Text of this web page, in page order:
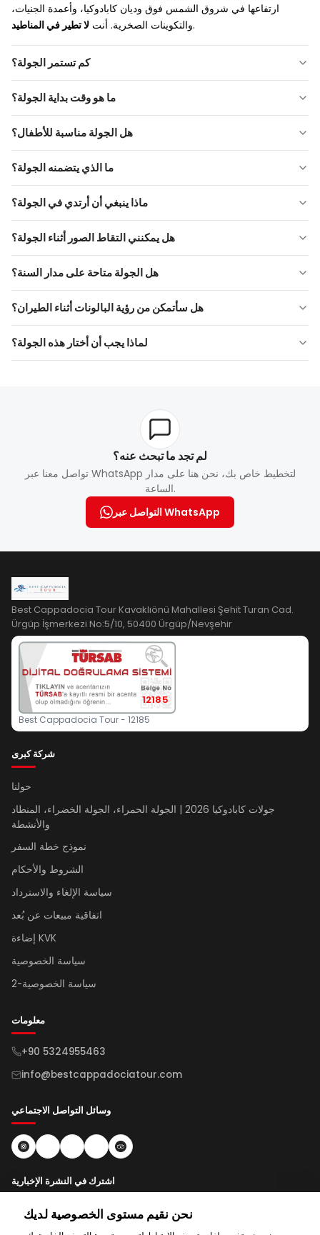
ارتفاعها في شروق الشمس فوق وديان كابادوكيا، وأعمدة الجنيات،
والتكوينات الصخرية. أنت لا تطير في المناطيد .
كم تستمر الجولة؟
ما هو وقت بداية الجولة؟
هل الجولة مناسبة للأطفال؟
ما الذي يتضمنه الجولة؟
ماذا ينبغي أن أرتدي في الجولة؟
يوصى بارتداء ملابس مريحة وطبقات نظرًا لدرجات الحرارة في الصباح
هل يمكنني التقاط الصور أثناء الجولة؟
هل الجولة متاحة على مدار السنة؟
هل سأتمكن من رؤية البالونات أثناء الطيران؟
لماذا يجب أن أختار هذه الجولة؟
لم تجد ما تبحث عنه؟
تواصل معنا عبر WhatsApp لتخطيط خاص بك، نحن هنا على مدار
الساعة.
التواصل عبر WhatsApp
Best Cappadocia Tour Kavaklıönü Mahallesi Şehit Turan Cad.
Ürgüp İşmerkezi No:5/10, 50400 Ürgüp/Nevşehir
12185
Best Cappadocia Tour - 12185
شركة كبرى
حولنا
جولات كابادوكيا 2026 | الجولة الحمراء، الجولة الخضراء، المنطاد
والأنشطة
نموذج خطة السفر
الشروط والأحكام
سياسة الإلغاء والاسترداد
اتفاقية مبيعات عن بُعد
إضاءة KVK
سياسة الخصوصية
سياسة الخصوصية-2
معلومات
+90 5324955463
info@bestcappadociatour.com
وسائل التواصل الاجتماعي
اشترك في النشرة الإخبارية
نحن نقيم مستوى الخصوصية لديك